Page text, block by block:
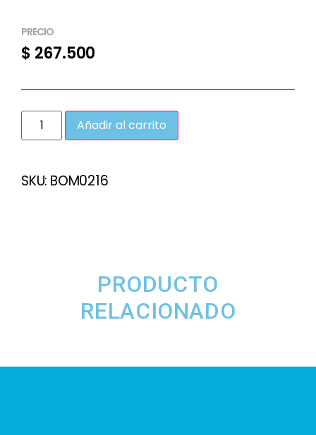
PRECIO
$ 267.500
Añadir al carrito
SKU: BOM0216
PRODUCTO
RELACIONADO